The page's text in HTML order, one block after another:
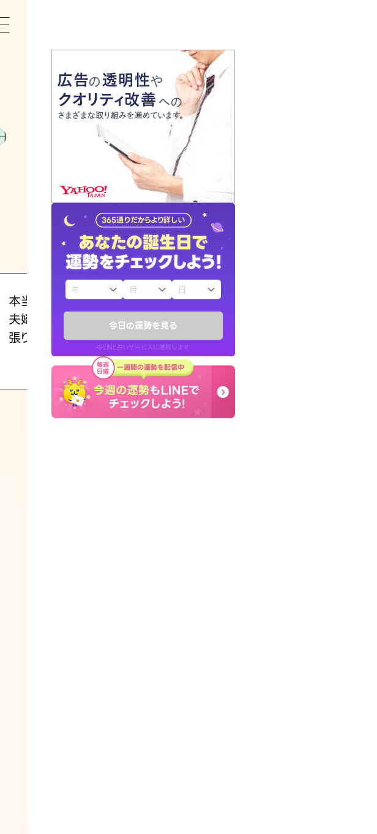
今日の運勢を見る
※LINE占いサービスに遷移します
トップ
ユーザーの声
占いの流れ
おすすめの占い師
よくある質問
えもじの子（占）12星座占い
お知らせ
本当に相談してよかったです。今は
夫婦で乗り越える時期ですね。頑
張ります！
30代 女性